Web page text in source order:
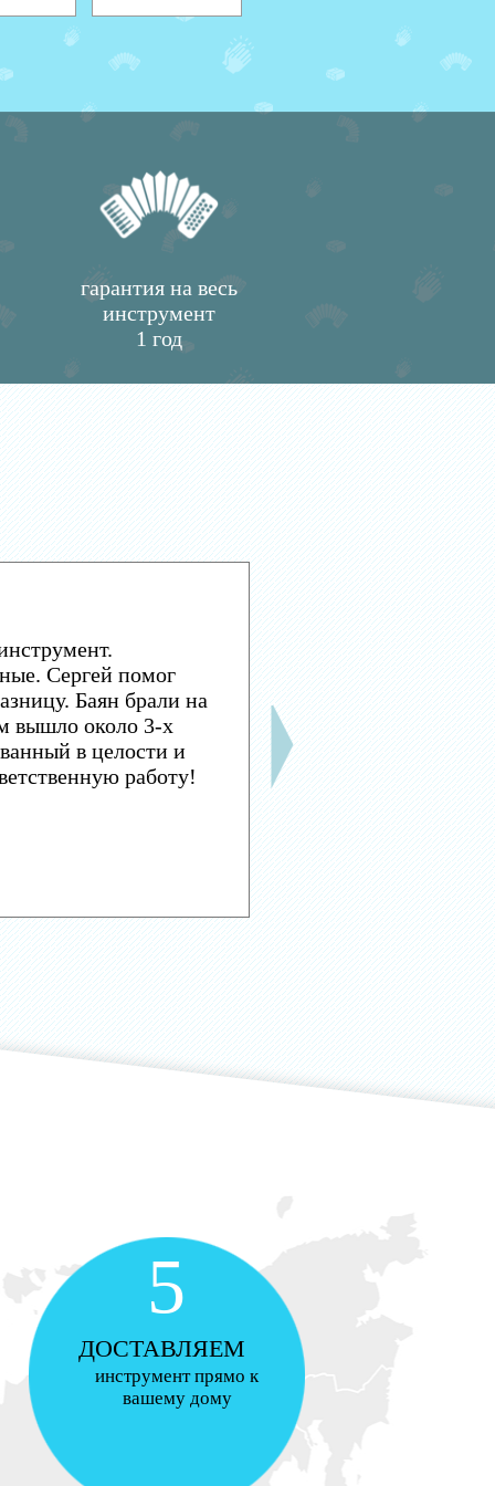
гарантия на весь
инструмент
1 год
Сергей помог
Баян брали на
вышло около 3-х
в целости и
работу!
5
ДОСТАВЛЯЕМ
инструмент прямо к
вашему дому